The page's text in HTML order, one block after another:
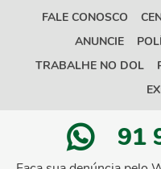
FALE CONOSCO
ANUNCIE
TRABALHE NO DOL
91